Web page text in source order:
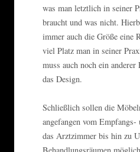
was man letztlich in seiner
braucht und was nicht.
immer auch die Größe eine
viel Platz man in seiner
muss auch noch ein
das Design.
Schließlich sollen die
angefangen vom
das Arztzimmer bis hin zu